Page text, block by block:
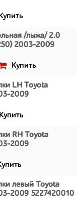
/лыжа/ 2.0
2003-2009
Купить
LH Toyota
2009
Купить
RH Toyota
2009
левый Toyota
2009 5227420010